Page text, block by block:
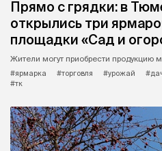
Прямо с грядки: в
открылись три
площадки «Сад и
Жители могут приобрести продукцию
#ярмарка
#торговля #урожай
#тк